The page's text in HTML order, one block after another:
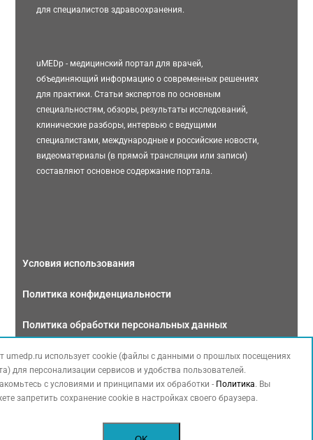
для специалистов здравоохранения.
uMEDp - медицинский портал для врачей,
объединяющий информацию о современных решениях
для практики. Статьи экспертов по основным
специальностям, обзоры, результаты исследований,
клинические разборы, интервью с ведущими
специалистами, международные и российские новости,
видеоматериалы (в прямой трансляции или записи)
составляют основное содержание портала.
Условия использования
Политика конфиденциальности
Политика обработки персональных данных
Связаться с нами
umedp.ru использует cookie (файлы с данными о прошлых посещениях
для персонализации сервисов и удобства пользователей.
с условиями и принципами их обработки - Политика. Вы
запретить сохранение cookie в настройках своего браузера.